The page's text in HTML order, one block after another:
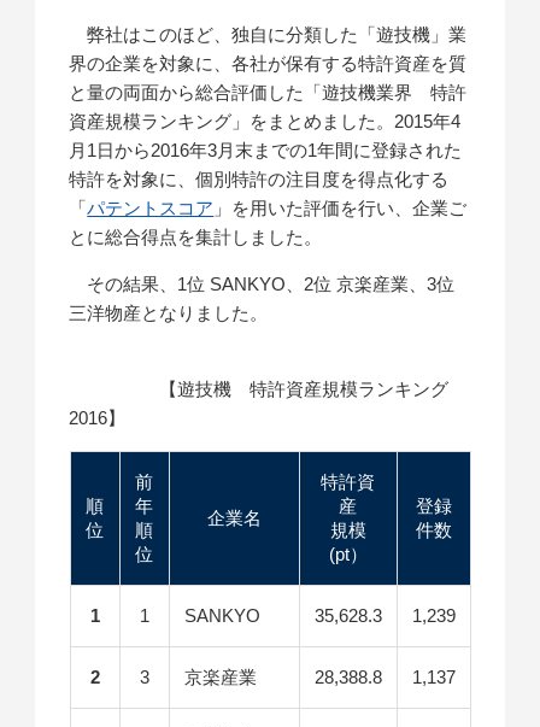
弊社はこのほど、独自に分類した「遊技機」業
界の企業を対象に、各社が保有する特許資産を質
と量の両面から総合評価した「遊技機業界 特許
資産規模ランキング」をまとめました。2015年4
月1日から2016年3月末までの1年間に登録された
特許を対象に、個別特許の注目度を得点化する
「パテントスコア 」を用いた評価を行い、企業ご
とに総合得点を集計しました。
その結果、1位 SANKYO、2位 京楽産業、3位
三洋物産となりました。
【遊技機 特許資産規模ランキング
2016】
順
位
前
年
順
位
企業名
特許資
産
規模
(pt）
登録
件数
1 1 SANKYO 35,628.3 1,239
2 3 京楽産業 28,388.8 1,137